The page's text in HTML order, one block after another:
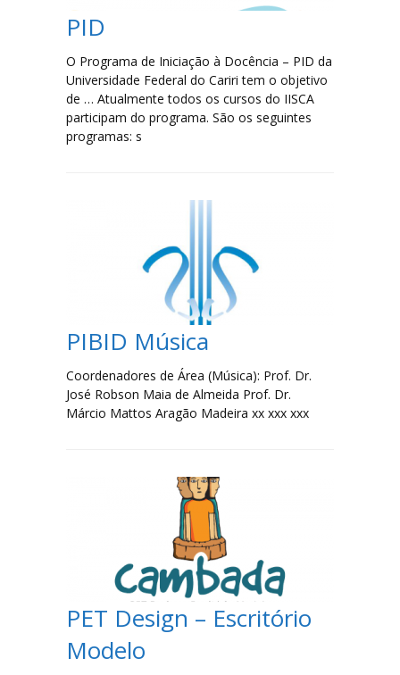
Links Úteis
PID
O Programa de Iniciação à Docência – PID da
Universidade Federal do Cariri tem o objetivo
de … Atualmente todos os cursos do IISCA
participam do programa. São os seguintes
programas: s
PIBID Música
Coordenadores de Área (Música): Prof. Dr.
José Robson Maia de Almeida Prof. Dr.
Márcio Mattos Aragão Madeira xx xxx xxx
PET Design – Escritório
Modelo